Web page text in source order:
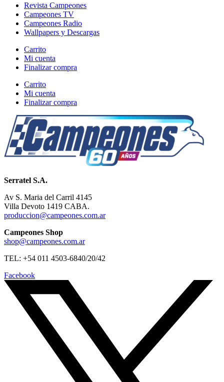
Revista Campeones
Campeones TV
Campeones Radio
Wallpapers y Descargas
Carrito
Mi cuenta
Finalizar compra
Carrito
Mi cuenta
Finalizar compra
Serratel S.A.
Av S. Maria del Carril 4145
Villa Devoto 1419 CABA.
produccion@campeones.com.ar
Campeones Shop
shop@campeones.com.ar
TEL: +54 011 4503-6840/20/42
Facebook